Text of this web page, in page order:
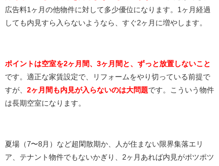
広告料1ヶ月の他物件に対して多少優位になります。1ヶ月経過
しても内見すら入らないようなら、すぐ2ヶ月に増やします。
ポイントは空室を2ヶ月間、3ヶ月間と、ずっと放置しないこと
です。適正な家賃設定で、リフォームをやり切っている前提で
すが、 2ヶ月間も内見が入らないのは大問題です。こういう物件
は長期空室になります。
夏場（7〜8月）など超閑散期か、人が住まない限界集落エリ
ア、テナント物件でもないかぎり、2ヶ月あれば内見がポツポツ